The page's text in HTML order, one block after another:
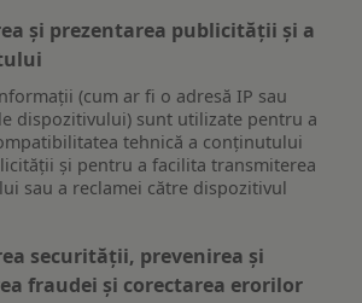
și prezentarea publicității și a
(cum ar fi o adresă IP sau
dispozitivului) sunt utilizate pentru a
tehnică a conținutului
și pentru a facilita transmiterea
sau a reclamei către dispozitivul
securității, prevenirea și
fraudei și corectarea erorilor